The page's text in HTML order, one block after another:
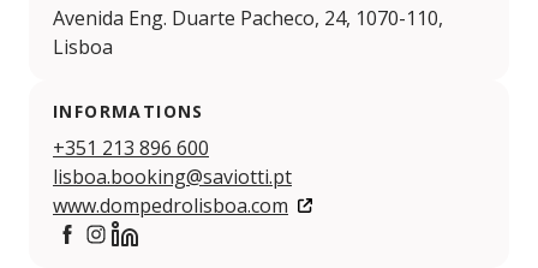
Avenida Eng. Duarte Pacheco, 24, 1070-110,
Lisboa
INFORMATIONS
+351 213 896 600
lisboa.booking@saviotti.pt
www.dompedrolisboa.com